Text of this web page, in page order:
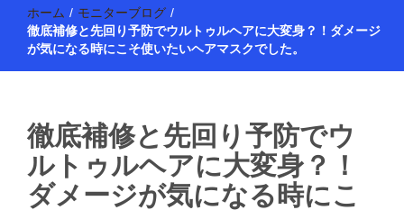
働く母の40代を楽しむ方法
ー活動を通して、豊かな生活を楽しんでいます。懸賞やモニター生
活だけでなく、大好きな【旅行・温泉・食育・美容健康アイテム探
索】も全力で楽しみます。
ホーム / モニターブログ /
徹底補修と先回り予防でウルトゥルヘアに大変身？！ダメージ
が気になる時にこそ使いたいヘアマスクでした。
徹底補修と先回り予防でウ
ルトゥルヘアに大変身？！
ダメージが気になる時にこ